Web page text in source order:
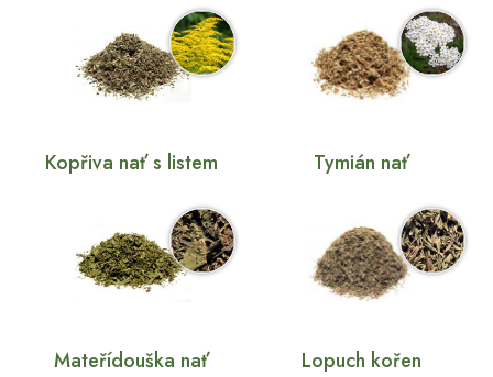
Kopřiva nať s listem Tymián nať
Mateřídouška nať Lopuch kořen